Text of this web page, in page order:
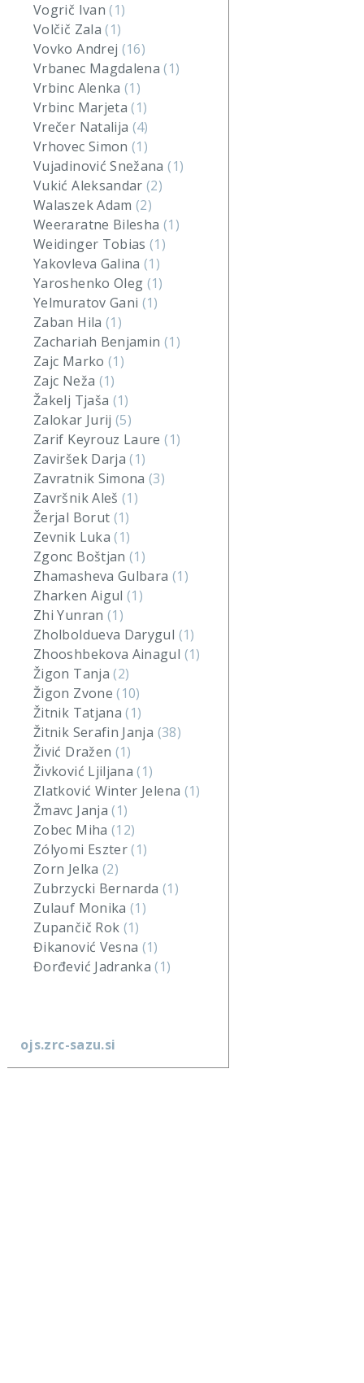
Vogrič Ivan(1)
Volčič Zala(1)
Vovko Andrej (16)
Vrbanec Magdalena(1)
Vrbinc Alenka(1)
Vrbinc Marjeta(1)
Vrečer Natalija (4)
Vrhovec Simon(1)
Vujadinović Snežana(1)
Vukić Aleksandar(2)
Walaszek Adam(2)
Weeraratne Bilesha (1)
Weidinger Tobias(1)
Yakovleva Galina(1)
Yaroshenko Oleg (1)
Yelmuratov Gani (1)
Zaban Hila (1)
Zachariah Benjamin (1)
Zajc Marko (1)
Zajc Neža (1)
Žakelj Tjaša (1)
Zalokar Jurij(5)
Zarif Keyrouz Laure(1)
Zaviršek Darja(1)
Zavratnik Simona(3)
Završnik Aleš(1)
Žerjal Borut (1)
Zevnik Luka(1)
Zgonc Boštjan(1)
Zhamasheva Gulbara (1)
Zharken Aigul(1)
Zhi Yunran (1)
Zholboldueva Darygul (1)
Zhooshbekova Ainagul (1)
Žigon Tanja(2)
Žigon Zvone(10)
Žitnik Tatjana(1)
Žitnik Serafin Janja (38)
Živić Dražen (1)
Živković Ljiljana(1)
Zlatković Winter Jelena (1)
Žmavc Janja(1)
Zobec Miha (12)
Zólyomi Eszter(1)
Zorn Jelka (2)
Zubrzycki Bernarda (1)
Zulauf Monika(1)
Zupančič Rok (1)
Đikanović Vesna (1)
Đorđević Jadranka(1)
ojs.zrc-sazu.si